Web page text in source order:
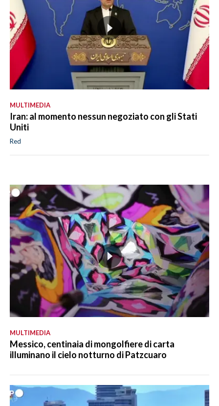
MULTIMEDIA
Iran: al momento nessun negoziato con gli Stati
Uniti
Red
MULTIMEDIA
Messico, centinaia di mongolfiere di carta
illuminano il cielo notturno di Patzcuaro